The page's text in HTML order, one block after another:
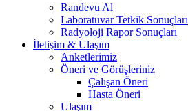
Randevu Al
Laboratuvar Tetkik Sonuçları
Radyoloji Rapor Sonuçları
İletişim & Ulaşım
Anketlerimiz
Öneri ve Görüşleriniz
Çalışan Öneri
Hasta Öneri
Ulaşım